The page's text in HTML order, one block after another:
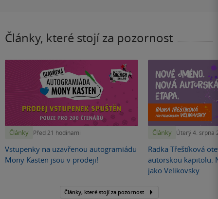
Články, které stojí za pozornost
Články Před 21 hodinami
Vstupenky na uzavřenou autogramiádu
Mony Kasten jsou v prodeji!
Články Úterý 4. srpna
Radka Třeštíková
autorskou kapitolu.
jako Velikovsky
Články, které stojí za pozornost